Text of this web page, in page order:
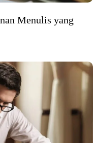
Menulis yang